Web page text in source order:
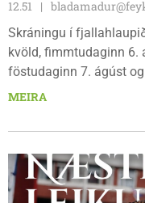
12.51
Skráningu í
kvöld, fimmtudaginn 6.
föstudaginn 7. ágúst
keppendur sem ætla
fjölbrautaskólans en
styðja hlauparana
MEIRA